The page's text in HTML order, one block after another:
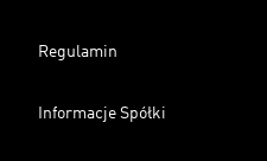
Regulamin
Informacje Spółki